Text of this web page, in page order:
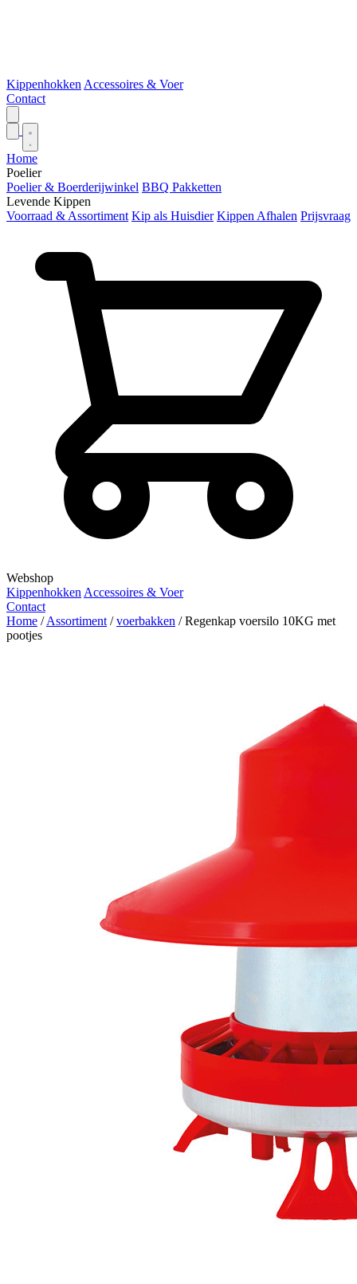
Kippenhokken Accessoires & Voer
Contact
Home
Poelier
Poelier & Boerderijwinkel BBQ Pakketten
Levende Kippen
Voorraad & Assortiment Kip als Huisdier Kippen Afhalen Prijsvraag
Webshop
Kippenhokken Accessoires & Voer
Contact
Home / Assortiment / voerbakken / Regenkap voersilo 10KG met
pootjes